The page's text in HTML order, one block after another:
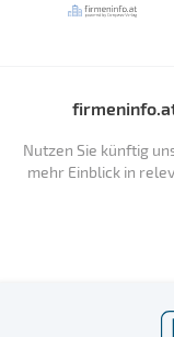
Nutzen Sie künftig
mehr Einblick in